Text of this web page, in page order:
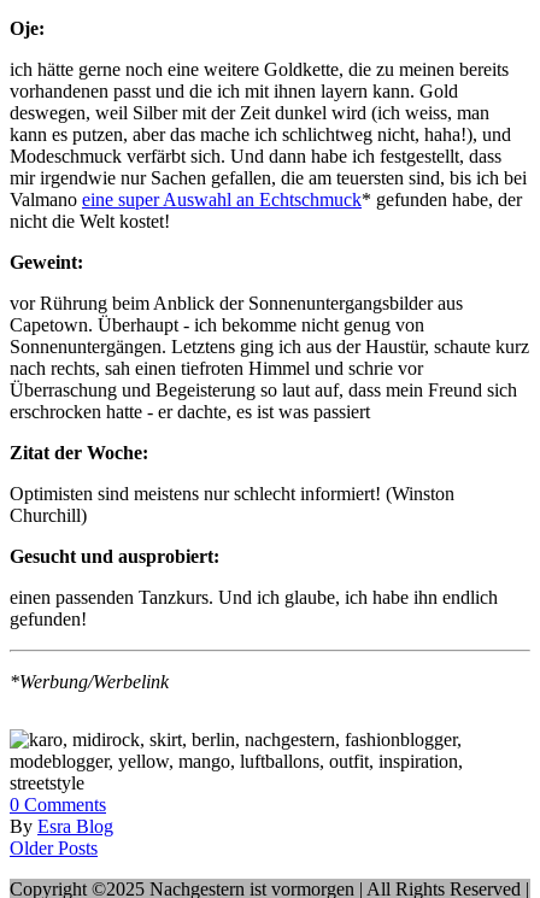
Oje:
ich hätte gerne noch eine weitere Goldkette, die zu meinen bereits
vorhandenen passt und die ich mit ihnen layern kann. Gold
deswegen, weil Silber mit der Zeit dunkel wird (ich weiss, man
kann es putzen, aber das mache ich schlichtweg nicht, haha!), und
Modeschmuck verfärbt sich. Und dann habe ich festgestellt, dass
mir irgendwie nur Sachen gefallen, die am teuersten sind, bis ich bei
Valmano eine super Auswahl an Echtschmuck* gefunden habe, der
nicht die Welt kostet!
Geweint:
vor Rührung beim Anblick der Sonnenuntergangsbilder aus
Capetown. Überhaupt - ich bekomme nicht genug von
Sonnenuntergängen. Letztens ging ich aus der Haustür, schaute kurz
nach rechts, sah einen tiefroten Himmel und schrie vor
Überraschung und Begeisterung so laut auf, dass mein Freund sich
erschrocken hatte - er dachte, es ist was passiert
Zitat der Woche:
Optimisten sind meistens nur schlecht informiert! (Winston
Churchill)
Gesucht und ausprobiert:
einen passenden Tanzkurs. Und ich glaube, ich habe ihn endlich
gefunden!
*Werbung/Werbelink
0 Comments
By Esra Blog
Older Posts
Copyright ©2025 Nachgestern ist vormorgen | All Rights Reserved |